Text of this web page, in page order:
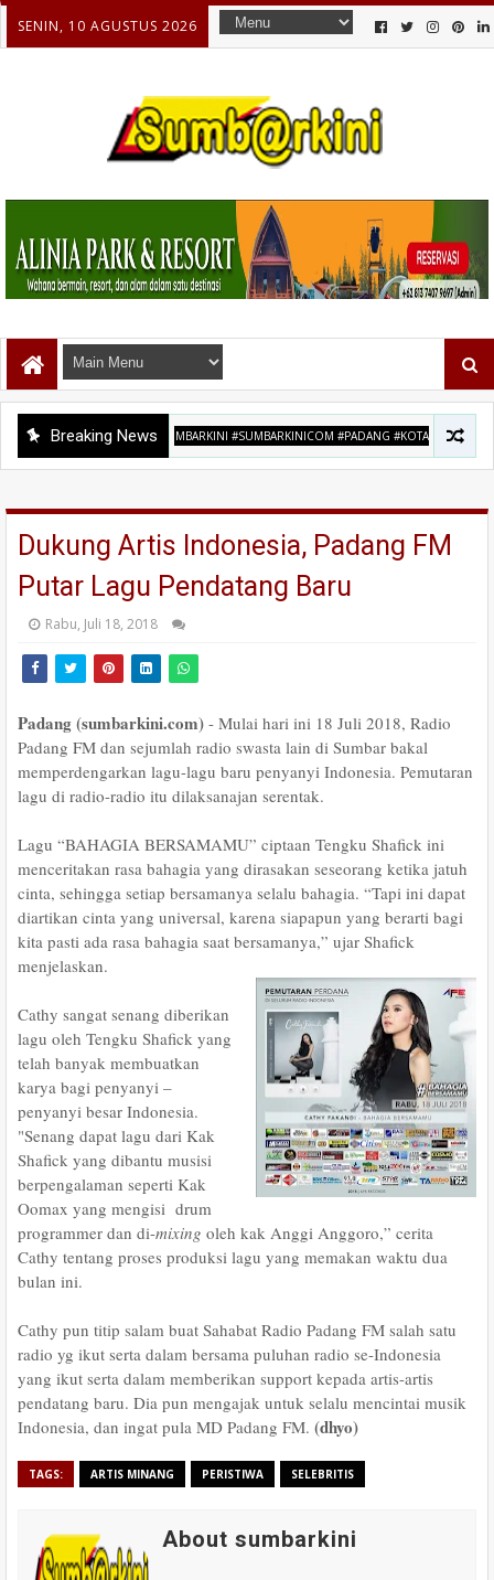
SENIN, 10 AGUSTUS 2026
Breaking News
#SUMBARKINI #SUMBARKINICOM #PADANG #KOTAPADANG
Dukung Artis Indonesia, Padang FM
Putar Lagu Pendatang Baru
Rabu, Juli 18, 2018
Padang (sumbarkini.com) - Mulai hari ini 18 Juli 2018, Radio
Padang FM dan sejumlah radio swasta lain di Sumbar bakal
memperdengarkan lagu-lagu baru penyanyi Indonesia. Pemutaran
lagu di radio-radio itu dilaksanajan serentak.
Lagu “BAHAGIA BERSAMAMU” ciptaan Tengku Shafick ini
menceritakan rasa bahagia yang dirasakan seseorang ketika jatuh
cinta, sehingga setiap bersamanya selalu bahagia. “Tapi ini dapat
diartikan cinta yang universal, karena siapapun yang berarti bagi
kita pasti ada rasa bahagia saat bersamanya,” ujar Shafick
menjelaskan.
Cathy sangat senang diberikan
lagu oleh Tengku Shafick yang
telah banyak membuatkan
karya bagi penyanyi –
penyanyi besar Indonesia.
"Senang dapat lagu dari Kak
Shafick yang dibantu musisi
berpengalaman seperti Kak
Oomax yang mengisi drum
programmer dan di-mixing oleh kak Anggi Anggoro,” cerita
Cathy tentang proses produksi lagu yang memakan waktu dua
bulan ini.
Cathy pun titip salam buat Sahabat Radio Padang FM salah satu
radio yg ikut serta dalam bersama puluhan radio se-Indonesia
yang ikut serta dalam memberikan support kepada artis-artis
pendatang baru. Dia pun mengajak untuk selalu mencintai musik
Indonesia, dan ingat pula MD Padang FM. (dhyo)
TAGS: ARTIS MINANG PERISTIWA SELEBRITIS
About sumbarkini